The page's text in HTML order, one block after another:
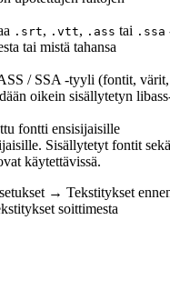
.srt, .vtt, .ass tai .ssa
tai mistä tahansa
/ SSA -tyyli (fontit, värit,
oikein sisällytetyn
fontti ensisijaisille
Sisällytetyt fontit sekä
käytettävissä.
→ Tekstitykset
soittimesta